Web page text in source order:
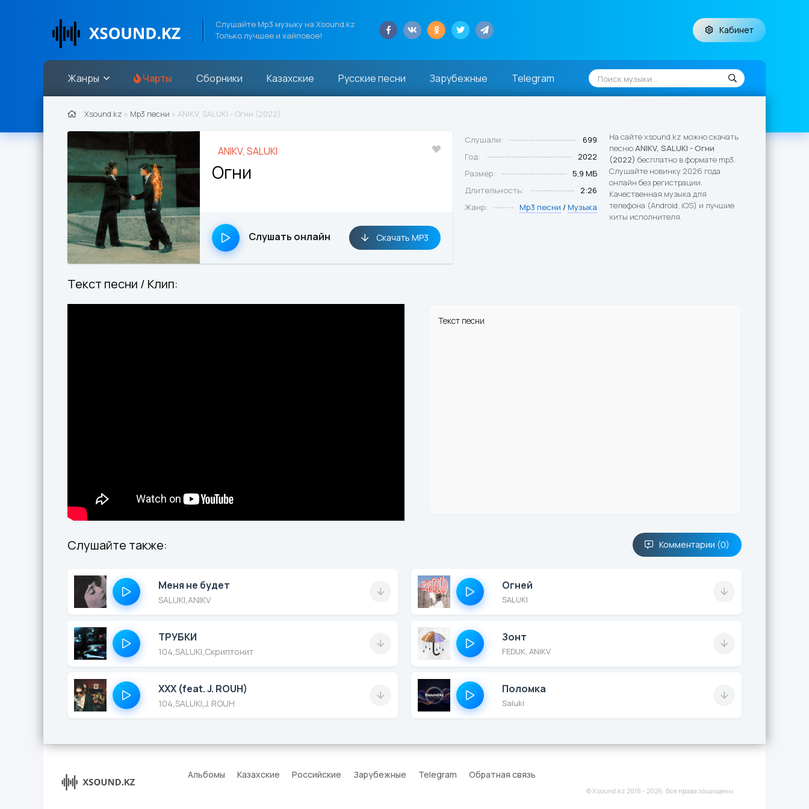
Слушайте Mp3 музыку на Xsound.kz
Только лучшее и хайповое!
Кабинет
Жанры Чарты Сборники Казахские Русские песни Зарубежные Telegram
Xsound.kz » Mp3 песни » ANIKV, SALUKI - Огни (2022)
ANIKV, SALUKI
Огни
Слушать онлайн Скачать MP3
Слушали:
699
Год:
2022
Размер:
5,9 МБ
Длительность:
2:26
Жанр:
Mp3 песни / Музыка
На сайте xsound.kz можно скачать
песнюANIKV, SALUKI - Огни
(2022) бесплатно в формате mp3.
Слушайте новинку 2026 года
онлайн без регистрации.
Качественная музыка для
телефона (Android, iOS) и лучшие
хиты исполнителя.
Текст песни / Клип:
Текст песни
Слушайте также: Комментарии (0)
Меня не будет
SALUKI ANIKV
Огней
SALUKI
ТРУБКИ
104 SALUKI Скриптонит
Зонт
FEDUK, ANIKV
XXX (feat. J. ROUH)
104 SALUKI J. ROUH
Поломка
Saluki
Альбомы Казахские Российские Зарубежные Telegram Обратная связь
© Xsound.kz 2018 - 2026. Все права защищены.